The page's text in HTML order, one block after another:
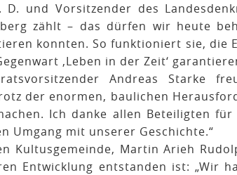
und Vorsitzender des
zählt – das dürfen wir heute
konnten. So funktioniert sie,
‚Leben in der Zeit‘
Andreas Starke
der enormen, baulichen
Ich danke allen Beteiligten
Umgang mit unserer Geschichte.“
Kultusgemeinde, Martin Arieh
Entwicklung entstanden ist: „Wir